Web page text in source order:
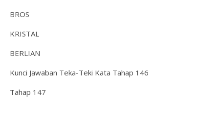
BROS
KRISTAL
BERLIAN
Kunci Jawaban Teka-Teki Kata Tahap 146
Tahap 147